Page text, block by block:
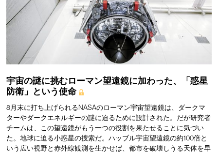
宇宙の謎に挑むローマン望遠鏡に加わった、「惑星
防衛」という使命
8月末に打ち上げられるNASAのローマン宇宙望遠鏡は、ダークマ
ターやダークエネルギーの謎に迫るために設計された。だが研究者
チームは、この望遠鏡がもう一つの役割を果たせることに気づい
た。地球に迫る小惑星の捜索だ。ハッブル宇宙望遠鏡の約100倍と
いう広い視野と赤外線観測を生かせば、都市を破壊しうる天体を早